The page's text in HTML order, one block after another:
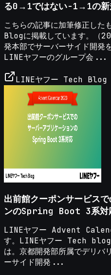
る0→1ではない-1→1の新
こちらの記事に加筆修正し
Blogに掲載しています。（
発本部でサーバーサイド開発
LINEヤフーのグループ会...
LINEヤフー Tech Blog
出前館クーポンサービス
ンのSpring Boot 3系対
LINEヤフー Advent
す。LINEヤフー Tech blog
は。京都開発部所属でデリバ
ーサイド開発...